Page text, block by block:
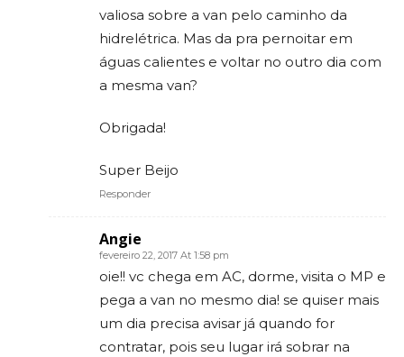
valiosa sobre a van pelo caminho da
hidrelétrica. Mas da pra pernoitar em
águas calientes e voltar no outro dia com
a mesma van?
Obrigada!
Super Beijo
Responder
Angie
fevereiro 22, 2017 At 1:58 pm
oie!! vc chega em AC, dorme, visita o MP e
pega a van no mesmo dia! se quiser mais
um dia precisa avisar já quando for
contratar, pois seu lugar irá sobrar na